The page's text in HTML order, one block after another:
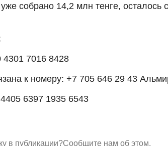
собрано 14,2 млн тенге, осталось
7016 8428
к номеру: +7 705 646 29 43
6397 1935 6543
в публикации?Сообщите нам об этом.